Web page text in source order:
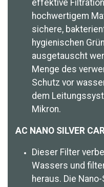
effektive
hochwertigem
sichere,
hygienischen
ausgetauscht
Menge des
Schutz vor
dem
Mikron.
AC NANO SILVER
Dieser Filter
Wassers und
heraus. Die